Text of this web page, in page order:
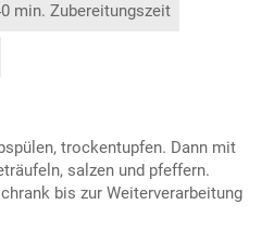
min. Zubereitungszeit
trockentupfen. Dann mit
salzen und pfeffern.
bis zur Weiterverarbeitung